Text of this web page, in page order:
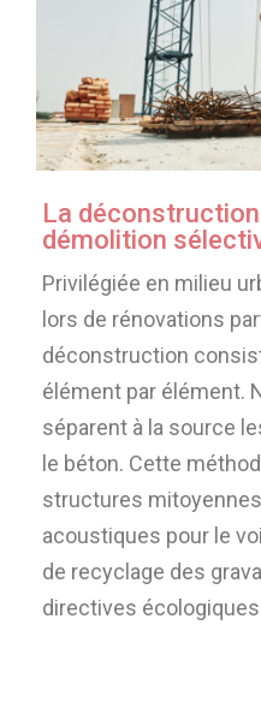
La
démolition
Privilégiée en milieu
lors de rénovations
déconstruction
élément par élément.
séparent à la source
le béton. Cette
structures
acoustiques pour le
de recyclage des
directives